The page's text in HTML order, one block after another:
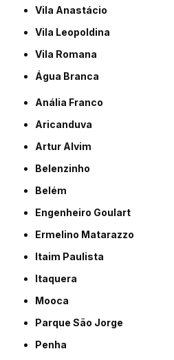
Vila Anastácio
Vila Leopoldina
Vila Romana
Água Branca
Anália Franco
Aricanduva
Artur Alvim
Belenzinho
Belém
Engenheiro Goulart
Ermelino Matarazzo
Itaim Paulista
Itaquera
Mooca
Parque São Jorge
Penha